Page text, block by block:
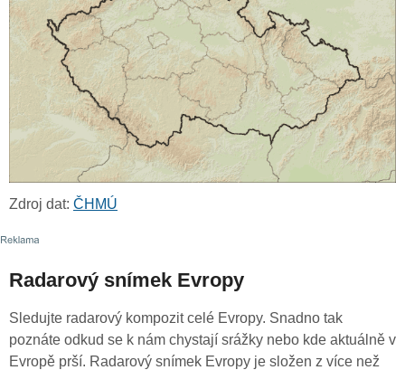
Zdroj dat: ČHMÚ
Radarový snímek Evropy
Sledujte radarový kompozit celé Evropy. Snadno tak
poznáte odkud se k nám chystají srážky nebo kde aktuálně v
Evropě prší. Radarový snímek Evropy je složen z více než